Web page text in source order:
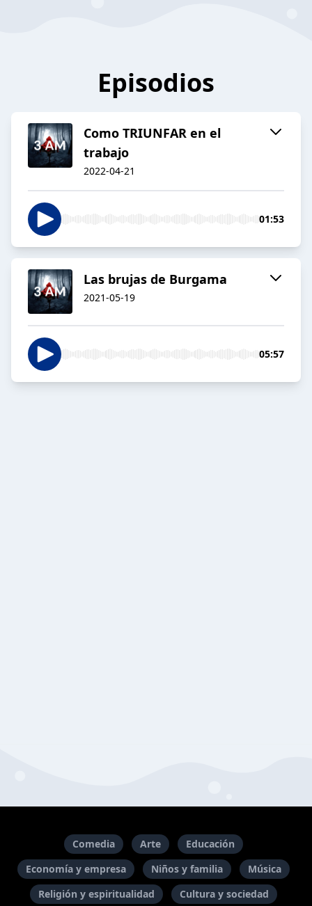
Episodios
Como TRIUNFAR en el
trabajo
2022-04-21
01:53
Las brujas de Burgama
2021-05-19
05:57
Comedia Arte
Educación
Economía y empresa
Niños y familia
Música
Religión y espiritualidad
Cultura y sociedad